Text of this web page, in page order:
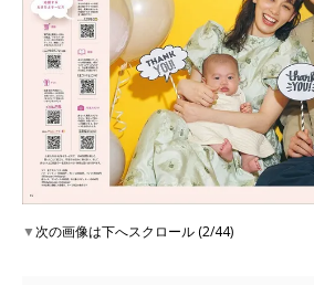
▼次の画像は下へスクロール (2/44)